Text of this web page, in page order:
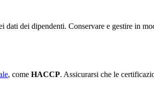
dati dei dipendenti. Conservare e gestire in
, come HACCP. Assicurarsi che le